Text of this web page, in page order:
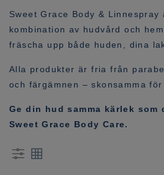
Sweet Grace Body & Linnespray
kombination av hudvård och
fräscha upp både huden, dina
Alla produkter är fria från
och färgämnen – skonsamma
Ge din hud samma kärlek som
Sweet Grace Body Care.